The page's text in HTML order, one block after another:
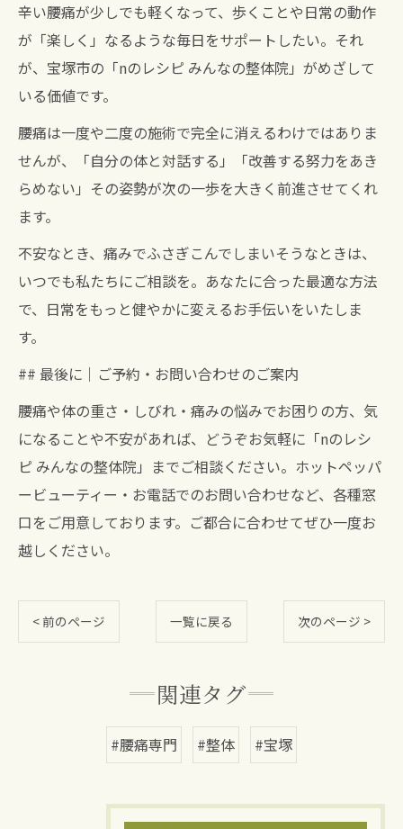
辛い腰痛が少しでも軽くなって、歩くことや日常の動作
が「楽しく」なるような毎日をサポートしたい。それ
が、宝塚市の「nのレシピ みんなの整体院」がめざして
いる価値です。
腰痛は一度や二度の施術で完全に消えるわけではありま
せんが、「自分の体と対話する」「改善する努力をあき
らめない」その姿勢が次の一歩を大きく前進させてくれ
ます。
不安なとき、痛みでふさぎこんでしまいそうなときは、
いつでも私たちにご相談を。あなたに合った最適な方法
で、日常をもっと健やかに変えるお手伝いをいたしま
す。
## 最後に｜ご予約・お問い合わせのご案内
腰痛や体の重さ・しびれ・痛みの悩みでお困りの方、気
になることや不安があれば、どうぞお気軽に「nのレシ
ピ みんなの整体院」までご相談ください。ホットペッパ
ービューティー・お電話でのお問い合わせなど、各種窓
口をご用意しております。ご都合に合わせてぜひ一度お
越しください。
< 前のページ 一覧に戻る 次のページ >
関連タグ
#腰痛専門 #整体 #宝塚